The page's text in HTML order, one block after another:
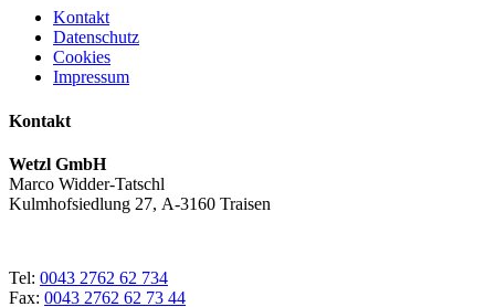
Kontakt
Datenschutz
Cookies
Impressum
Kontakt
Wetzl GmbH
Marco Widder-Tatschl
Kulmhofsiedlung 27, A-3160 Traisen
Tel: 0043 2762 62 734
Fax: 0043 2762 62 73 44